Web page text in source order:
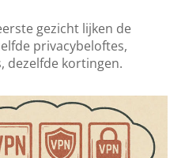
gezicht lijken de
privacybeloftes,
dezelfde kortingen.